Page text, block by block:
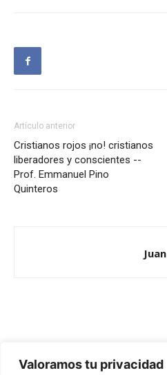
Valoramos tu privacidad
Artículo anterior
Cristianos rojos ¡no! cristianos
liberadores y conscientes --
Prof. Emmanuel Pino
Quinteros
Juan